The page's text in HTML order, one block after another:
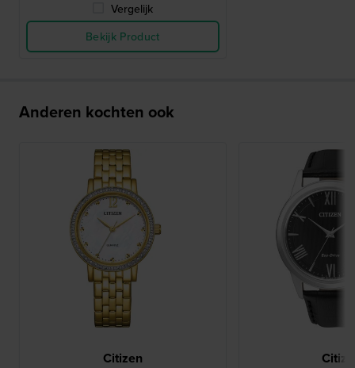
Vergelijk
Bekijk Product
Anderen kochten ook
Citizen